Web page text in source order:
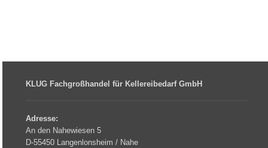
KLUG Fachgroßhandel für Kellereibedarf GmbH
Adresse:
An den Nahewiesen 5
D-55450 Langenlonsheim / Nahe